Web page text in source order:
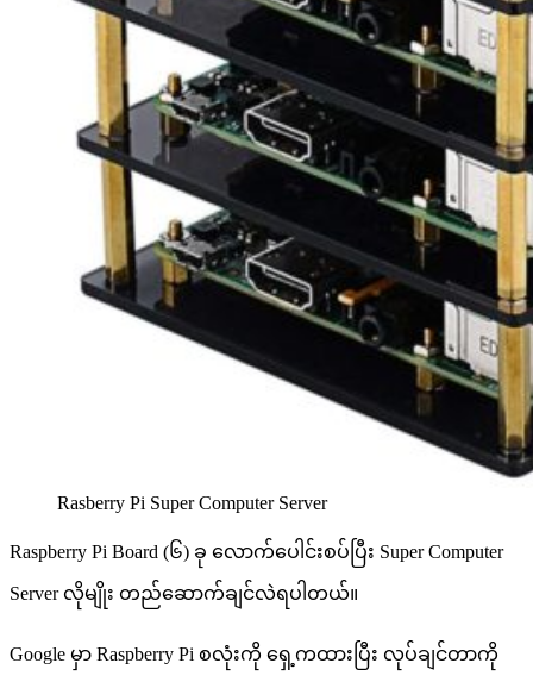
Rasberry Pi Super Computer Server
Raspberry Pi Board (၆) ခု လောက်ပေါင်းစပ်ပြီး Super Computer
Server လိုမျိုး တည်ဆောက်ချင်လဲရပါတယ်။
Google မှာ Raspberry Pi စလုံးကို ရှေ့ကထားပြီး လုပ်ချင်တာကို